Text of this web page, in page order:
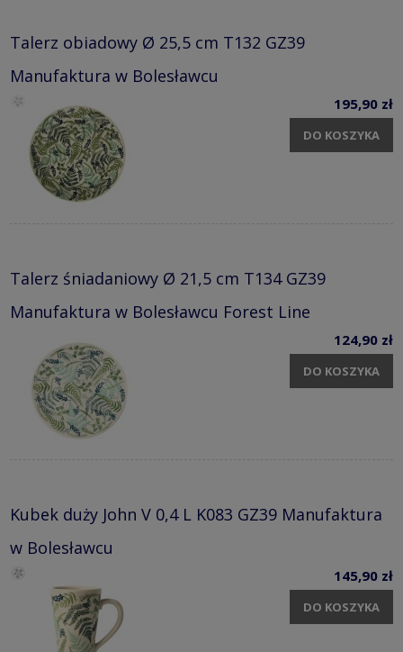
Talerz obiadowy Ø 25,5 cm T132 GZ39
Manufaktura w Bolesławcu
195,90 zł
DO KOSZYKA
Talerz śniadaniowy Ø 21,5 cm T134 GZ39
Manufaktura w Bolesławcu Forest Line
124,90 zł
DO KOSZYKA
Kubek duży John V 0,4 L K083 GZ39 Manufaktura
w Bolesławcu
145,90 zł
DO KOSZYKA